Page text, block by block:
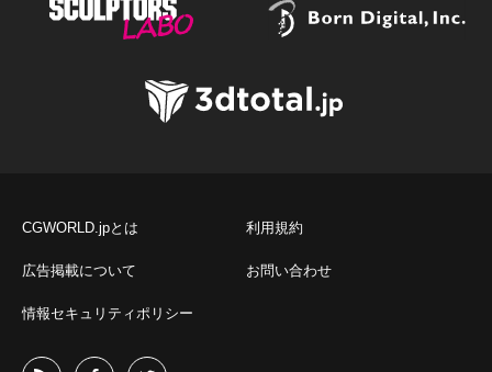
CGWORLD.jpとは 利用規約
広告掲載について お問い合わせ
情報セキュリティポリシー